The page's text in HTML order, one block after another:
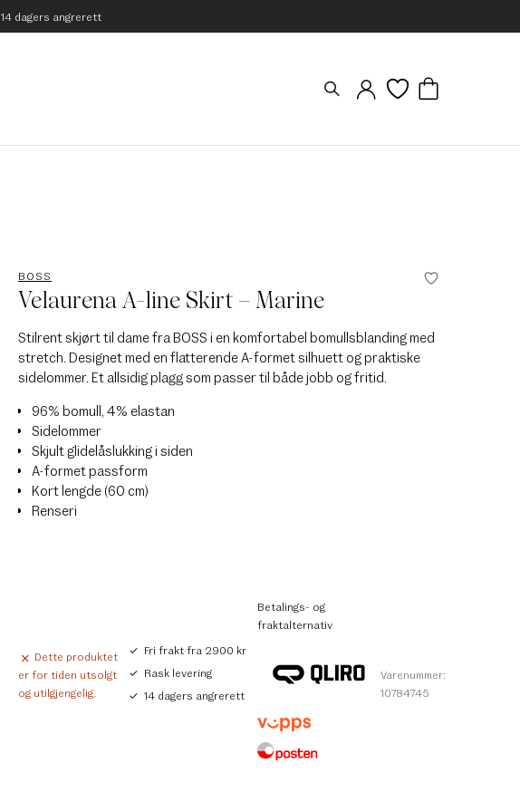
14 dagers angrerett
BOSS
Velaurena A-line Skirt – Marine
Stilrent skjørt til dame fra BOSS i en komfortabel bomullsblanding med
stretch. Designet med en flatterende A-formet silhuett og praktiske
sidelommer. Et allsidig plagg som passer til både jobb og fritid.
96% bomull, 4% elastan
Sidelommer
Skjult glidelåslukking i siden
A-formet passform
Kort lengde (60 cm)
Renseri
Dette produktet
er for tiden utsolgt
og utilgjengelig.
Fri frakt fra 2900 kr
Rask levering
14 dagers angrerett
Betalings- og
fraktalternativ
Varenummer:
10784745